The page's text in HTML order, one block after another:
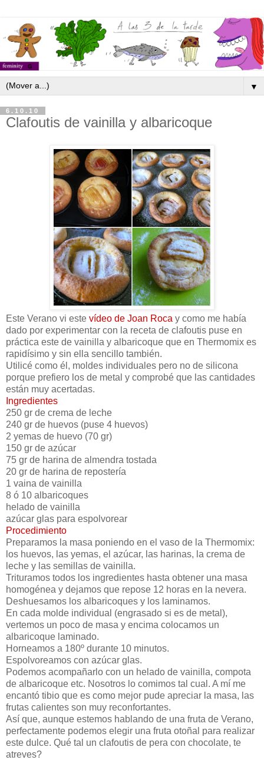
▼
6.10.10
Clafoutis de vainilla y albaricoque
Este Verano vi este vídeo de Joan Roca y como me había
dado por experimentar con la receta de clafoutis puse en
práctica este de vainilla y albaricoque que en Thermomix es
rapidísimo y sin ella sencillo también.
Utilicé como él, moldes individuales pero no de silicona
porque prefiero los de metal y comprobé que las cantidades
están muy acertadas.
Ingredientes
250 gr de crema de leche
240 gr de huevos (puse 4 huevos)
2 yemas de huevo (70 gr)
150 gr de azúcar
75 gr de harina de almendra tostada
20 gr de harina de repostería
1 vaina de vainilla
8 ó 10 albaricoques
helado de vainilla
azúcar glas para espolvorear
Procedimiento
Preparamos la masa poniendo en el vaso de la Thermomix:
los huevos, las yemas, el azúcar, las harinas, la crema de
leche y las semillas de vainilla.
Trituramos todos los ingredientes hasta obtener una masa
homogénea y dejamos que repose 12 horas en la nevera.
Deshuesamos los albaricoques y los laminamos.
En cada molde individual (engrasado si es de metal),
vertemos un poco de masa y encima colocamos un
albaricoque laminado.
Horneamos a 180º durante 10 minutos.
Espolvoreamos con azúcar glas.
Podemos acompañarlo con un helado de vainilla, compota
de albaricoque etc. Nosotros lo comimos tal cual. A mí me
encantó tibio que es como mejor pude apreciar la masa, las
frutas calientes son muy reconfortantes.
Así que, aunque estemos hablando de una fruta de Verano,
perfectamente podemos elegir una fruta otoñal para realizar
este dulce. Qué tal un clafoutis de pera con chocolate, te
atreves?